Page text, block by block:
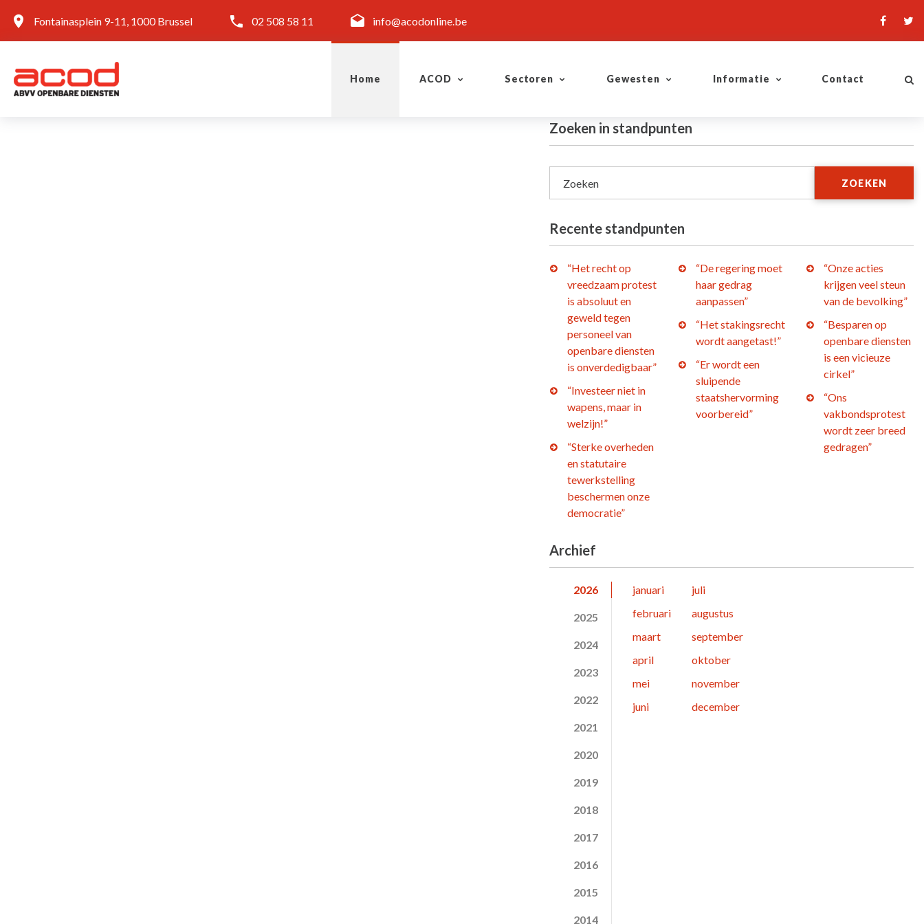
Fontainasplein 9-11, 1000 Brussel 02 508 58 11 info@acodonline.be
Home ACOD Sectoren Gewesten Informatie Contact
Zoeken in standpunten
Zoeken ZOEKEN
Recente standpunten
“Het recht op
vreedzaam protest
is absoluut en
geweld tegen
personeel van
openbare diensten
is onverdedigbaar”
“Investeer niet in
wapens, maar in
welzijn!”
“Sterke overheden
en statutaire
tewerkstelling
beschermen onze
democratie”
“De regering moet
haar gedrag
aanpassen”
“Het stakingsrecht
wordt aangetast!”
“Er wordt een
sluipende
staatshervorming
voorbereid”
“Onze acties
krijgen veel steun
van de bevolking”
“Besparen op
openbare diensten
is een vicieuze
cirkel”
“Ons
vakbondsprotest
wordt zeer breed
gedragen”
Archief
2026
2025
2024
2023
2022
2021
2020
2019
2018
2017
2016
2015
2014
januari
februari
maart
april
mei
juni
juli
augustus
september
oktober
november
december